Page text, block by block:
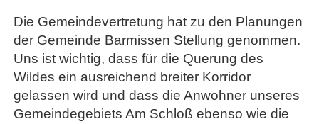
Die Gemeindevertretung hat zu den Planungen
der Gemeinde Barmissen Stellung genommen.
Uns ist wichtig, dass für die Querung des
Wildes ein ausreichend breiter Korridor
gelassen wird und dass die Anwohner unseres
Gemeindegebiets Am Schloß ebenso wie die